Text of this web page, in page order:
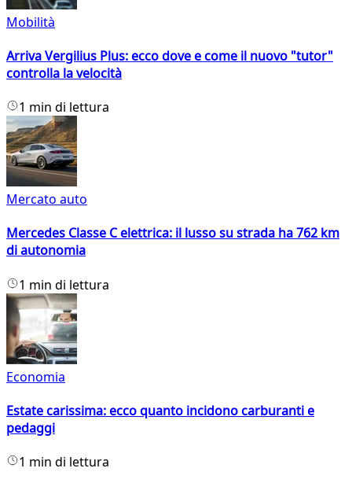
Mobilità
Arriva Vergilius Plus: ecco dove e come il nuovo "tutor"
controlla la velocità
1 min di lettura
Mercato auto
Mercedes Classe C elettrica: il lusso su strada ha 762 km
di autonomia
1 min di lettura
Economia
Estate carissima: ecco quanto incidono carburanti e
pedaggi
1 min di lettura